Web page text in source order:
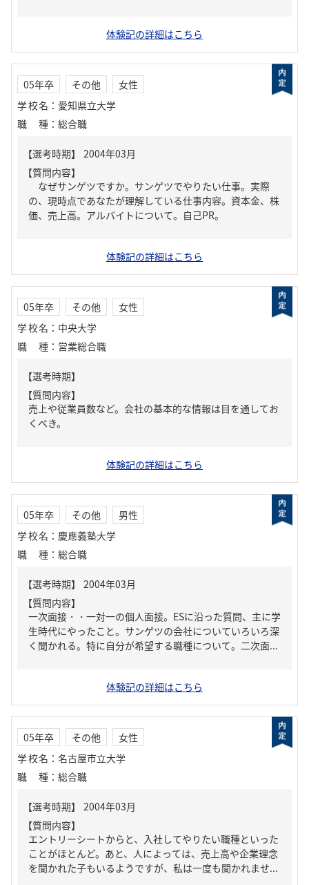
体験記の詳細はこちら
05年卒 その他
女性
学校名 ： 愛知県立大学
職種 ： 総合職
【質問内容】
なぜサンゲツですか。サンゲツでやりたい仕事。実際
の、現時点であなたが理解している仕事内容。資本金、株
価、売上高。アルバイトについて。自己PR。
体験記の詳細はこちら
05年卒 その他
女性
学校名 ： 中央大学
職種 ： 営業総合職
【質問内容】
売上や従業員数など。会社の基本的な情報は目を通してお
くべき。
体験記の詳細はこちら
05年卒 その他
男性
学校名 ： 慶應義塾大学
職種 ： 総合職
【質問内容】
一次面接・・一対一の個人面接。ESに沿った質問、主に学
生時代にやったこと。サンゲツの会社についていろいろ深
く聞かれる。特に自分が希望する職種について。二次面...
体験記の詳細はこちら
05年卒 その他
女性
学校名 ： 名古屋市立大学
職種 ： 総合職
【質問内容】
エントリーシートからと、入社してやりたい職種といった
ことがほとんど。あと、人によっては、売上高や企業理念
を聞かれた子もいるようですが、私は一度も聞かれませ...